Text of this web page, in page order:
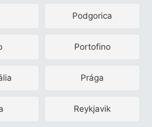
Podgorica
Portofino
Prága
Reykjavik